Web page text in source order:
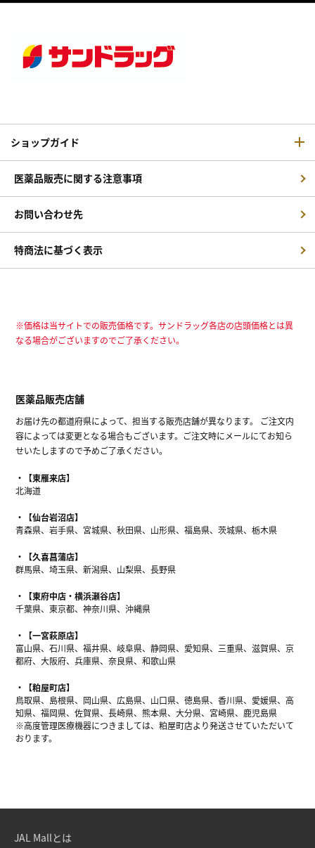
ショップガイド
医薬品販売に関する注意事項
お問い合わせ先
特商法に基づく表示
※価格は当サイトでの販売価格です。サンドラッグ各店の店頭価格とは異
なる場合がございますのでご了承ください。
医薬品販売店舗
お届け先の都道府県によって、担当する販売店舗が異なります。 ご注文内
容によっては変更となる場合もございます。ご注文時にメールにてお知ら
せいたしますので予めご了承ください。
【東雁来店】
北海道
【仙台岩沼店】
青森県、岩手県、宮城県、秋田県、山形県、福島県、茨城県、栃木県
【久喜菖蒲店】
群馬県、埼玉県、新潟県、山梨県、長野県
【東府中店・横浜瀬谷店】
千葉県、東京都、神奈川県、沖縄県
【一宮萩原店】
富山県、石川県、福井県、岐阜県、静岡県、愛知県、三重県、滋賀県、京
都府、大阪府、兵庫県、奈良県、和歌山県
【粕屋町店】
鳥取県、島根県、岡山県、広島県、山口県、徳島県、香川県、愛媛県、高
知県、福岡県、佐賀県、長崎県、熊本県、大分県、宮崎県、鹿児島県
※高度管理医療機器につきましては、粕屋町店より発送させていただいて
おります。
JAL Mallとは